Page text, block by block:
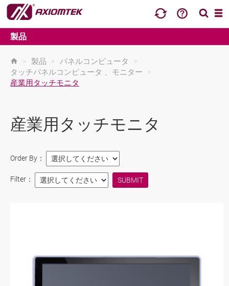
製品
> 製品 > パネルコンピュータ
>
タッチパネルコンピュータ 、モニター
>
産業用タッチモニタ
産業用タッチモニタ
Order By：
Filter：